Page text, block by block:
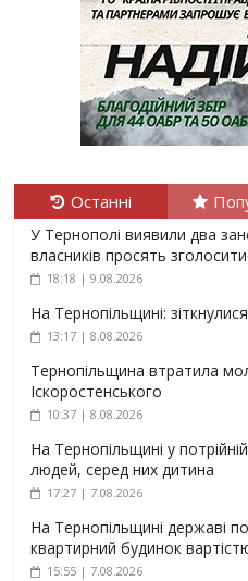
Останні
У Тернополі виявили два
власників просять
18:18 | 9.08.2026
На Тернопільщині:
13:17 | 8.08.2026
Тернопільщина втратила
Іскоростенського
10:37 | 8.08.2026
На Тернопільщині у
людей, серед них дитина
17:27 | 7.08.2026
На Тернопільщині державі
квартирний будинок
15:55 | 7.08.2026